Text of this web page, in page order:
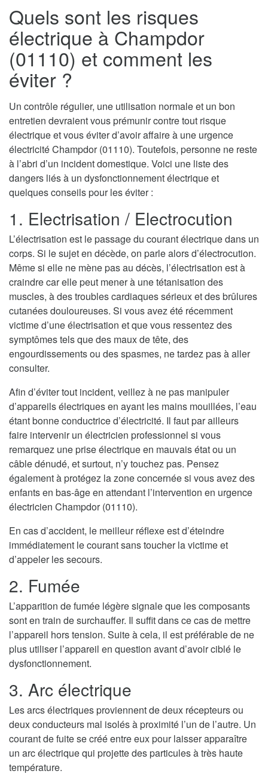
Quels sont les risques
électrique à Champdor
(01110) et comment les
éviter ?
Un contrôle régulier, une utilisation normale et un bon
entretien devraient vous prémunir contre tout risque
électrique et vous éviter d’avoir affaire à une urgence
électricité Champdor (01110). Toutefois, personne ne reste
à l’abri d’un incident domestique. Voici une liste des
dangers liés à un dysfonctionnement électrique et
quelques conseils pour les éviter :
1. Electrisation / Electrocution
L’électrisation est le passage du courant électrique dans un
corps. Si le sujet en décède, on parle alors d’électrocution.
Même si elle ne mène pas au décès, l’électrisation est à
craindre car elle peut mener à une tétanisation des
muscles, à des troubles cardiaques sérieux et des brûlures
cutanées douloureuses. Si vous avez été récemment
victime d’une électrisation et que vous ressentez des
symptômes tels que des maux de tête, des
engourdissements ou des spasmes, ne tardez pas à aller
consulter.
Afin d’éviter tout incident, veillez à ne pas manipuler
d’appareils électriques en ayant les mains mouillées, l’eau
étant bonne conductrice d’électricité. Il faut par ailleurs
faire intervenir un électricien professionnel si vous
remarquez une prise électrique en mauvais état ou un
câble dénudé, et surtout, n’y touchez pas. Pensez
également à protégez la zone concernée si vous avez des
enfants en bas-âge en attendant l’intervention en urgence
électricien Champdor (01110).
En cas d’accident, le meilleur réflexe est d’éteindre
immédiatement le courant sans toucher la victime et
d’appeler les secours.
2. Fumée
L’apparition de fumée légère signale que les composants
sont en train de surchauffer. Il suffit dans ce cas de mettre
l’appareil hors tension. Suite à cela, il est préférable de ne
plus utiliser l’appareil en question avant d’avoir ciblé le
dysfonctionnement.
3. Arc électrique
Les arcs électriques proviennent de deux récepteurs ou
deux conducteurs mal isolés à proximité l’un de l’autre. Un
courant de fuite se créé entre eux pour laisser apparaître
un arc électrique qui projette des particules à très haute
température.